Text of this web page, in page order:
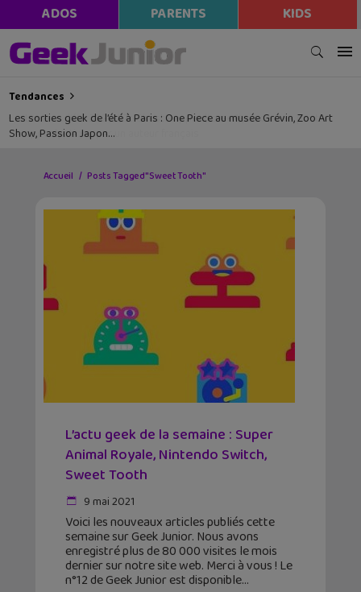
ADOS PARENTS KIDS
Tendances
Les sorties geek de l’été à Paris : One Piece au musée Grévin, Zoo Art
Show, Passion Japon…
Accueil Posts Tagged "Sweet Tooth"
L’actu geek de la semaine : Super
Animal Royale, Nintendo Switch,
Sweet Tooth
9 mai 2021
Voici les nouveaux articles publiés cette
semaine sur Geek Junior. Nous avons
enregistré plus de 80 000 visites le mois
dernier sur notre site web. Merci à vous ! Le
n°12 de Geek Junior est disponible